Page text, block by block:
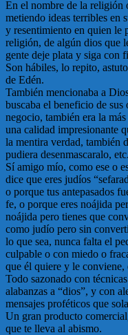
En el nombre de la religión
metiendo ideas terribles en
y resentimiento en quien le
religión, de algún dios que
gente deje plata y siga con
Son hábiles, lo repito,
de Edén.
También mencionaba a
buscaba el beneficio de
negocio, también era la
una calidad impresionante
la mentira verdad, también
pudiera desenmascaralo, etc.
Sí amigo mío, como ese o
dice que eres judíos
o porque tus antepasados
fe, o porque eres noájida
noájida pero tienes que
como judío pero sin
lo que sea, nunca falta el
culpable o con miedo o
que él quiere y le conviene,
Todo sazonado con
alabanzas a “dios”, y con
mensajes proféticos que
Un gran producto
que te lleva al abismo.